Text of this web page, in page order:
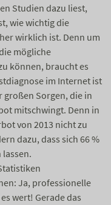
Studien dazu liest,
wie wichtig die
wirklich ist. Denn um
mögliche
können, braucht es
im Internet ist
großen Sorgen, die in
mitschwingt. Denn in
von 2013 nicht zu
dazu, dass sich 66 %
Ja, professionelle
wert! Gerade das